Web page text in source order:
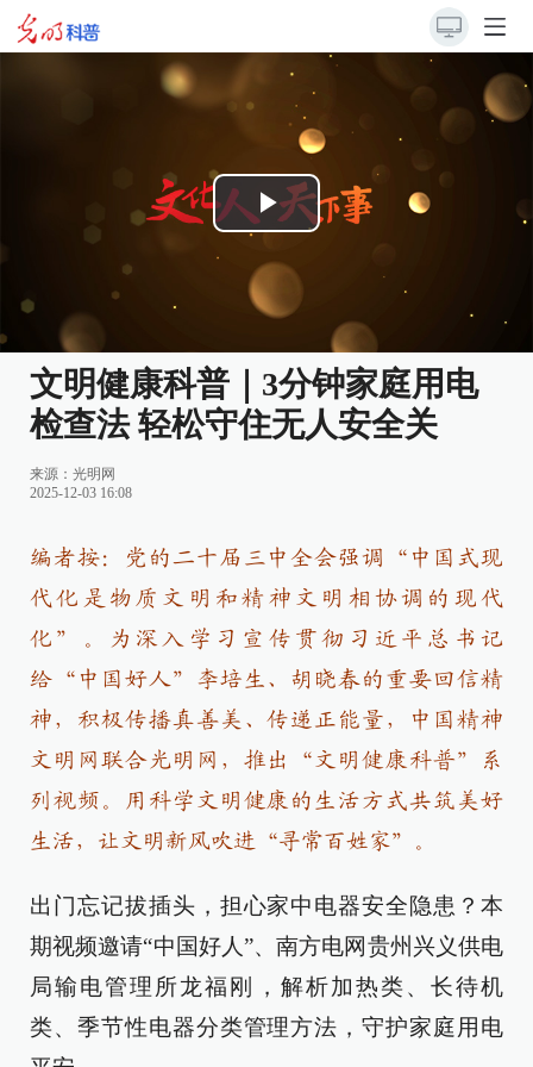
Play
Video
文明健康科普｜3分钟家庭用电
检查法 轻松守住无人安全关
来源： 光明网
2025-12-03 16:08
编者按：党的二十届三中全会强调“中国式现
代化是物质文明和精神文明相协调的现代
化”。为深入学习宣传贯彻习近平总书记
给“中国好人”李培生、胡晓春的重要回信精
神，积极传播真善美、传递正能量，中国精神
文明网联合光明网，推出“文明健康科普”系
列视频。用科学文明健康的生活方式共筑美好
生活，让文明新风吹进“寻常百姓家”。
出门忘记拔插头，担心家中电器安全隐患？本
期视频邀请“中国好人”、南方电网贵州兴义供电
局输电管理所龙福刚，解析加热类、长待机
类、季节性电器分类管理方法，守护家庭用电